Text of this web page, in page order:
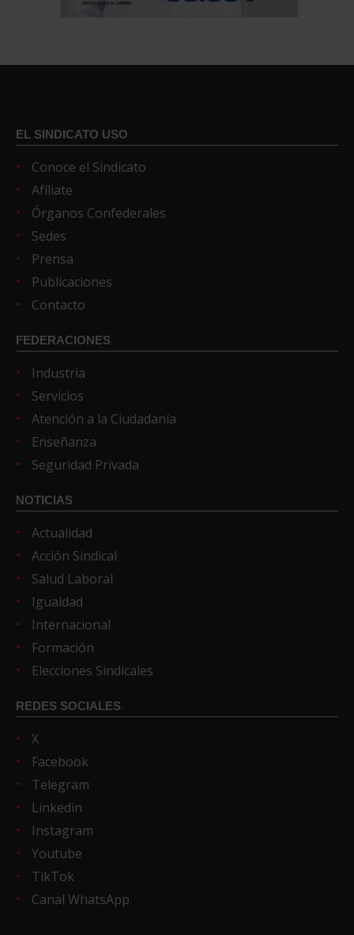
EL SINDICATO USO
Conoce el Sindicato
Afíliate
Órganos Confederales
Sedes
Prensa
Publicaciones
Contacto
FEDERACIONES
Industria
Servicios
Atención a la Ciudadanía
Enseñanza
Seguridad Privada
NOTICIAS
Actualidad
Acción Sindical
Salud Laboral
Igualdad
Internacional
Formación
Elecciones Sindicales
REDES SOCIALES
X
Facebook
Telegram
Linkedin
Instagram
Youtube
TikTok
Canal WhatsApp